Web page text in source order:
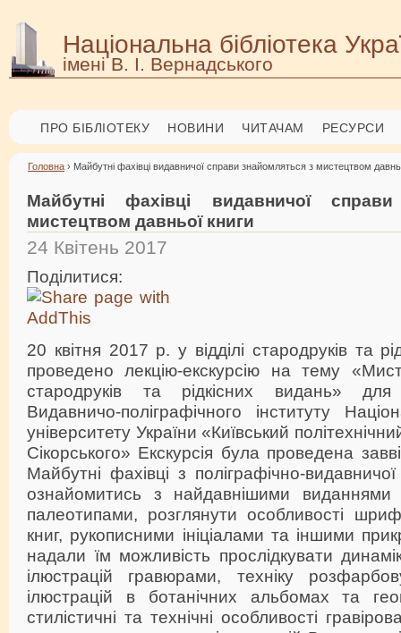
Національна бібліотека
імені В. І. Вернадського
ПРО БІБЛІОТЕКУ НОВИНИ ЧИТАЧАМ РЕСУРСИ
Головна › Майбутні фахівці видавничої справи знайомляться з мистецтвом
Майбутні фахівці видавничої
мистецтвом давньої книги
24 Квітень 2017
Поділитися:
20 квітня 2017 р. у відділі стародруків та
проведено лекцію-екскурсію на тему
стародруків та рідкісних видань» для
Видавничо-поліграфічного інституту
університету України «Київський
Сікорського» Екскурсія була проведена
Майбутні фахівці з поліграфічно-
ознайомитись з найдавнішими виданнями
палеотипами, розглянути особливості
книг, рукописними ініціалами та іншими
надали їм можливість прослідкувати
ілюстрацій гравюрами, техніку
ілюстрацій в ботанічних альбомах та
стилістичні та технічні особливості